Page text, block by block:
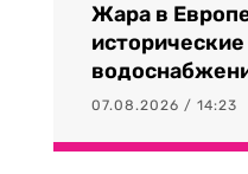
Жара в
07.08.2026 / 14:23